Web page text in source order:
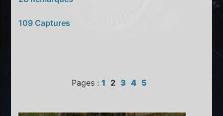
109 Captures
Pages : 1 2 3 4 5